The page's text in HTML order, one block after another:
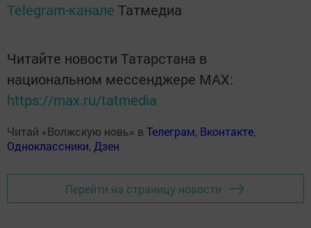
Telegram-канале Татмедиа
Читайте новости Татарстана в
национальном мессенджере MАХ:
https://max.ru/tatmedia
Читай «Волжскую новь» в Телеграм, Вконтакте,
Одноклассники, Дзен
Перейти на страницу новости